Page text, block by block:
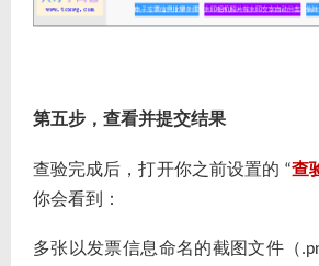
第五步，查看并提交结果
查验完成后，打开你之前设置的 “查
你会看到：
多张以发票信息命名的截图文件（